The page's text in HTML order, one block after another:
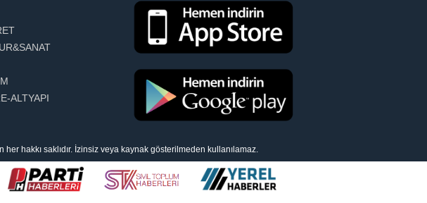
ALTYAPI
hakkı saklıdır. İzinsiz veya kaynak gösterilmeden kullanılamaz.